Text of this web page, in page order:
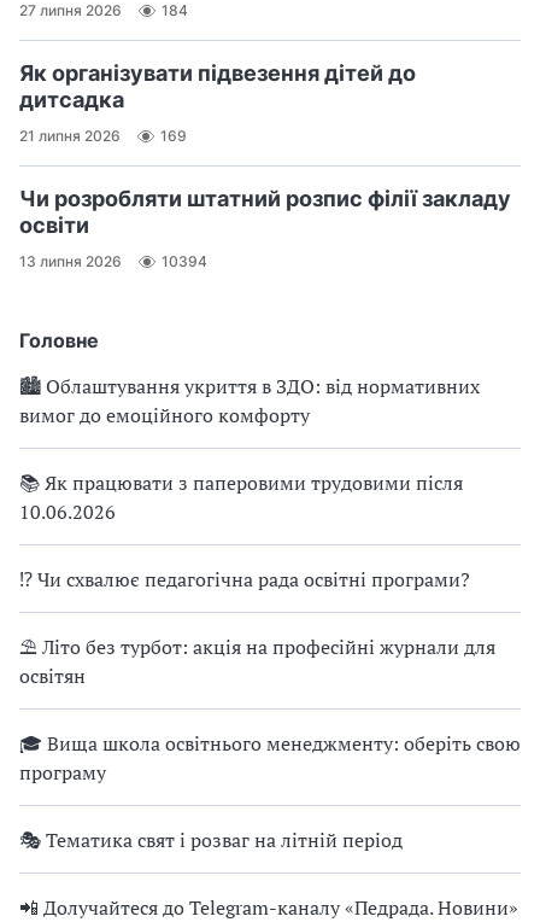
Головне
🏙 Облаштування укриття в ЗДО: від нормативних
вимог до емоційного комфорту
📚 Як працювати з паперовими трудовими після
10.06.2026
⁉ Чи схвалює педагогічна рада освітні програми?
⛱ Літо без турбот: акція на професійні журнали для
освітян
🎓 Вища школа освітнього менеджменту: оберіть свою
програму
🎭 Тематика свят і розваг на літній період
📲 Долучайтеся до Telegram-каналу «Педрада. Новини»
27 липня 2026 184
Як організувати підвезення дітей до
дитсадка
21 липня 2026 169
Чи розробляти штатний розпис філії закладу
освіти
13 липня 2026 10394